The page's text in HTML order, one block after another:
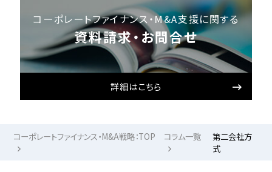
コーポレートファイナンス・M&A支援に関する
資料請求・お問合せ
詳細はこちら
コーポレートファイナンス・M&A戦略：TOP コラム一覧
第二会社方
式